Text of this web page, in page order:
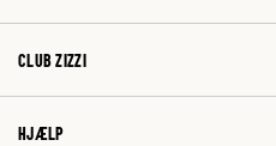
CLUB ZIZZI
HJÆLP